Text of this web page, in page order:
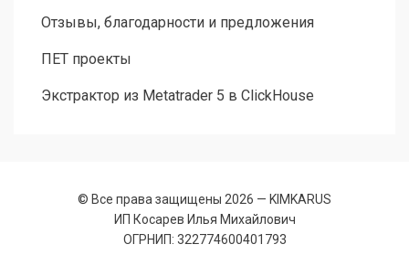
Отзывы, благодарности и предложения
ПЕТ проекты
Экстрактор из Metatrader 5 в ClickHouse
© Все права защищены 2026 — KIMKARUS
ИП Косарев Илья Михайлович
ОГРНИП: 322774600401793